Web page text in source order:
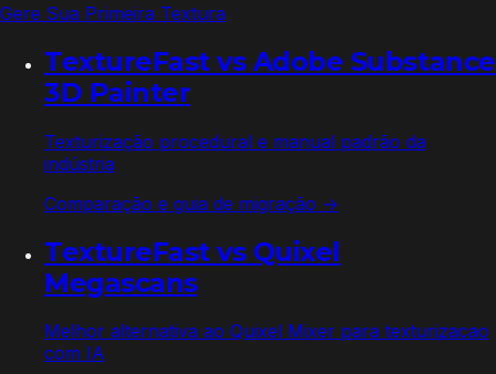
Gere Sua Primeira Textura
TextureFast vs Adobe Substance
3D Painter
Texturização procedural e manual padrão da
indústria
Comparação e guia de migração →
TextureFast vs Quixel
Megascans
Melhor alternativa ao Quixel Mixer para texturizacao
com IA